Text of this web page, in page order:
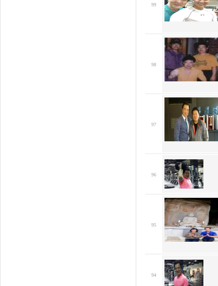
99
98
97
96
95
94